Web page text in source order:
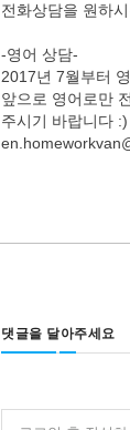
전화상담을 원하
-영어 상담-
2017년 7월부터
앞으로 영어로만
주시기 바랍니다 :)
댓글을 달아주세요